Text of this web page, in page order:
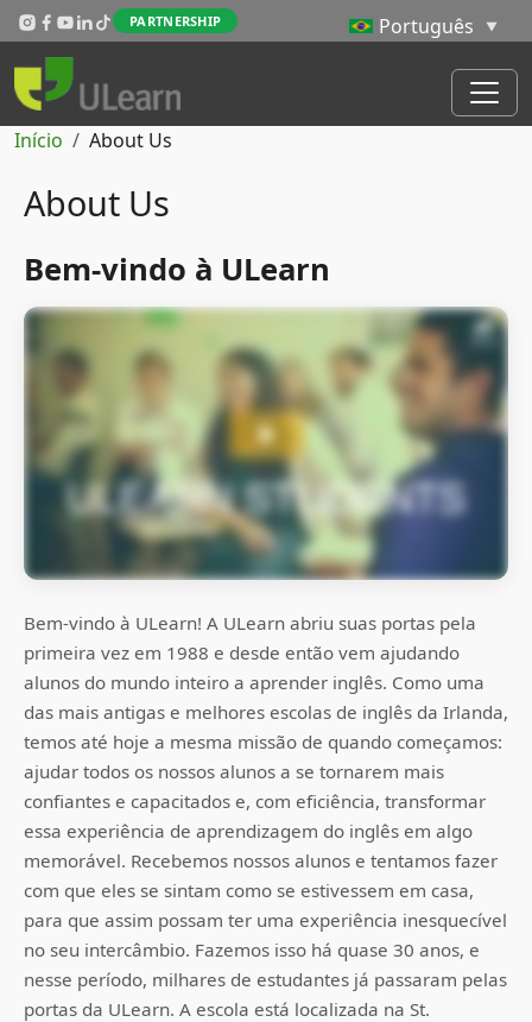
Passar para o conteúdo principal
PARTNERSHIP
Navegação estrutural
Início About Us
About Us
Bem-vindo à ULearn
Bem-vindo à ULearn! A ULearn abriu suas portas pela
primeira vez em 1988 e desde então vem ajudando
alunos do mundo inteiro a aprender inglês. Como uma
das mais antigas e melhores escolas de inglês da Irlanda,
temos até hoje a mesma missão de quando começamos:
ajudar todos os nossos alunos a se tornarem mais
confiantes e capacitados e, com eficiência, transformar
essa experiência de aprendizagem do inglês em algo
memorável. Recebemos nossos alunos e tentamos fazer
com que eles se sintam como se estivessem em casa,
para que assim possam ter uma experiência inesquecível
no seu intercâmbio. Fazemos isso há quase 30 anos, e
nesse período, milhares de estudantes já passaram pelas
portas da ULearn. A escola está localizada na St.